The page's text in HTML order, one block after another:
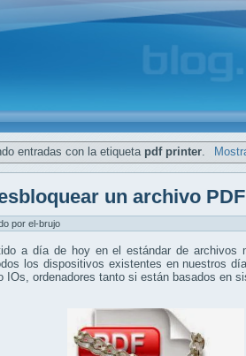
entradas con la etiqueta pdf printer
un archivo PDF
por el-brujo
a día de hoy en el estándar de archivos
los dispositivos existentes en nuestros
IOs, ordenadores tanto si están basados en